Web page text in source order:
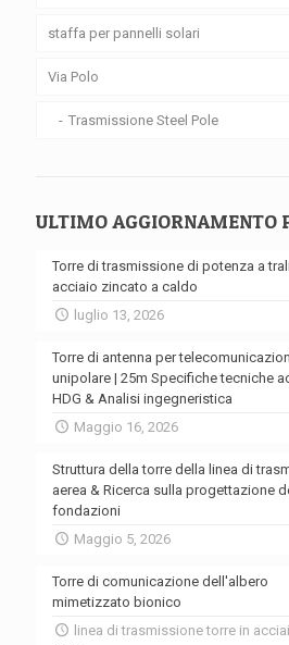
staffa per pannelli solari
Via Polo
Trasmissione Steel Pole
ULTIMO AGGIORNAMENTO
Torre di trasmissione di potenza a
acciaio zincato a caldo
luglio 13, 2026
Torre di antenna per
unipolare | 25m Specifiche tecniche
HDG & Analisi ingegneristica
Maggio 16, 2026
Struttura della torre della linea di
aerea & Ricerca sulla progettazione
fondazioni
Maggio 5, 2026
Torre di comunicazione dell'albero
mimetizzato bionico
linea di trasmissione torre in